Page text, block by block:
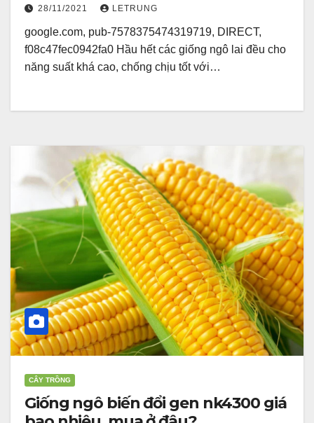
28/11/2021 LETRUNG
google.com, pub-7578375474319719, DIRECT,
f08c47fec0942fa0 Hầu hết các giống ngô lai đều cho
năng suất khá cao, chống chịu tốt với…
CÂY TRỒNG
Giống ngô biến đổi gen nk4300 giá